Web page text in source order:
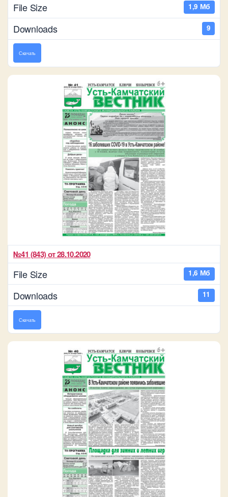
File Size 1,9 Мб
Downloads 9
Скачать
№41 (843) от 28.10.2020
File Size 1,6 Мб
Downloads 11
Скачать